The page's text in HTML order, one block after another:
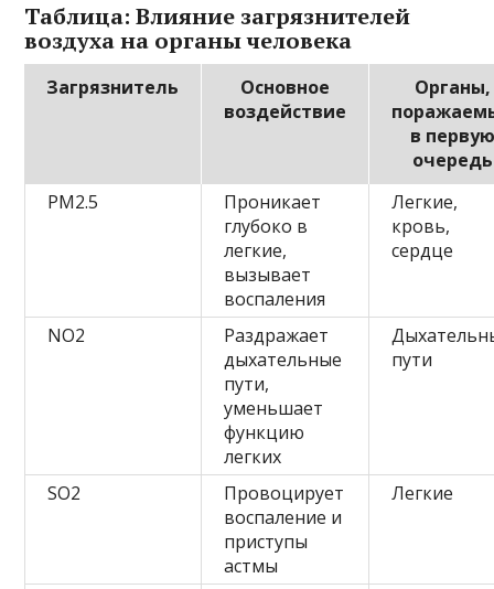
Таблица: Влияние загрязнителей
воздуха на органы человека
Загрязнитель
Основное
воздействие
Органы,
в первую
очередь
PM2.5
Проникает
глубоко в
легкие,
вызывает
воспаления
Легкие,
кровь,
сердце
NO2
Раздражает
дыхательные
пути,
уменьшает
функцию
легких
пути
SO2
Провоцирует
воспаление и
приступы
астмы
Легкие